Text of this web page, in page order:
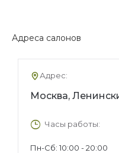
Адреса салонов
Адрес:
Москва,
Часы работы:
Пн-Сб: 10:00 - 20:00